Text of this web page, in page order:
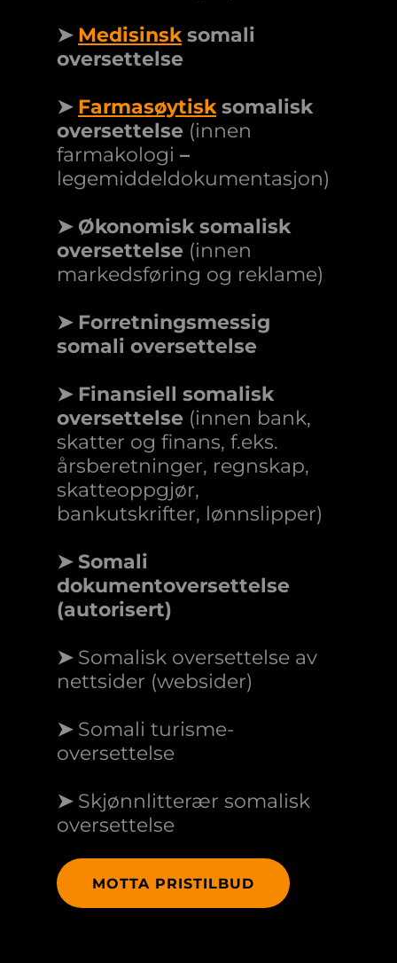
➤ Medisinsksomali
oversettelse
➤ Farmasøytisk somalisk
oversettelse (innen
farmakologi –
legemiddeldokumentasjon)
➤ Økonomisk somalisk
oversettelse (innen
markedsføring og reklame)
➤ Forretningsmessig
somali oversettelse
➤ Finansiell somalisk
oversettelse (innen bank,
skatter og finans, f.eks.
årsberetninger, regnskap,
skatteoppgjør,
bankutskrifter, lønnslipper)
➤ Somali
dokumentoversettelse
(autorisert)
➤ Somalisk oversettelse av
nettsider (websider)
➤ Somali turisme-
oversettelse
➤ Skjønnlitterær somalisk
oversettelse
MOTTA PRISTILBUD